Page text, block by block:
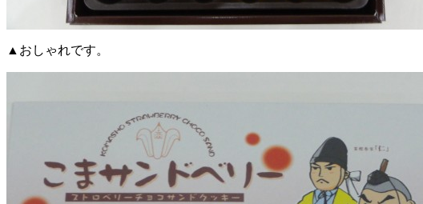
▲おしゃれです。